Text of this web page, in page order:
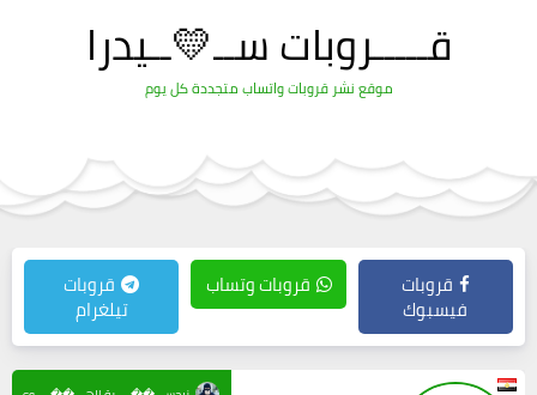
قـــــروبات ســ💛ــيدرا
موقع نشر قروبات واتساب متجددة كل يوم
قروبات
فيسبوك
قروبات وتساب قروبات
تيلغرام